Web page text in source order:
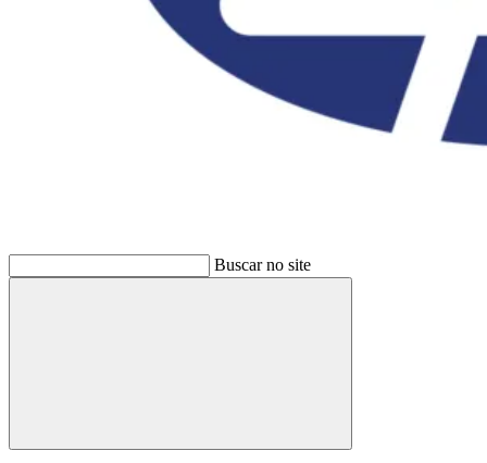
Buscar no site
Buscar